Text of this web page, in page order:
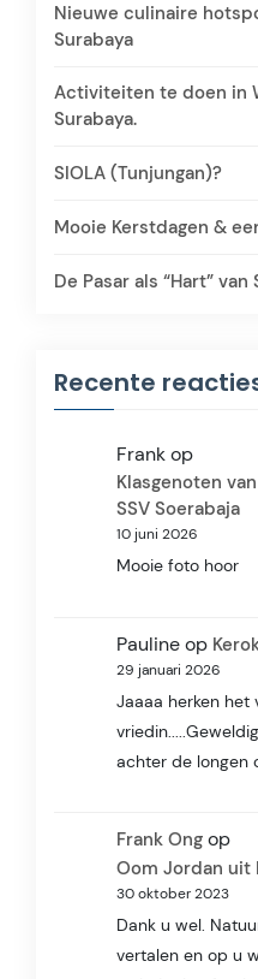
Nieuwe culinaire
Surabaya
Activiteiten te doen in
Surabaya.
SIOLA (Tunjungan)?
Mooie Kerstdagen &
De Pasar als “Hart” van
Recente
Frankop
Klasgenoten
SSV Soerabaja
10 juni 2026
Mooie foto hoor
Paulineop
29 januari 2026
Jaaaa herken het
achter de longen
Frank Ong op
Oom Jordan uit
30 oktober 2023
Dank u wel.
vertalen en op u